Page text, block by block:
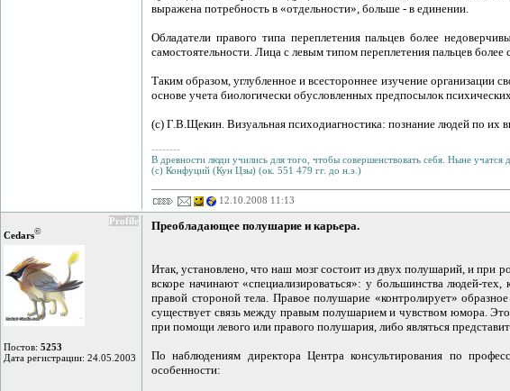
выражена потребность в «отдельности», больше - в единении.
Обладатели правого типа переплетения пальцев более
самостоятельности. Лица с левым типом переплетения пальцев
Таким образом, углубленное и всестороннее изучение организации
основе учета биологически обусловленных предпосылок
(c) Г.В.Щекин. Визуальная психодиагностика: познание людей по их
--------
В древности люди учились для того, чтобы совершенствовать себя. Ныне учатся
(с) Конфуций (Кун Цзы) (ок. 551 479 гг. до н.э.)
12.10.2008 11:13
Profile
Cedars©
Постов: 5253
Дата регистрации: 24.05.2003
Преобладающее полушарие и карьера.
Итак, установлено, что наш мозг состоит из двух полушарий, и при
вскоре начинают «специализироваться»: у большинства людей-
правой стороной тела. Правое полушарие «контролирует»
существует связь между правым полушарием и чувством юмора.
при помощи левого или правого полушария, либо являться
По наблюдениям директора Центра консультирования по
особенности: